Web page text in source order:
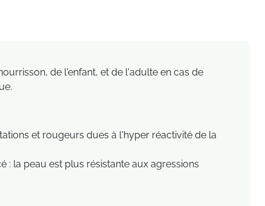
de l'enfant, et de l'adulte en cas de
et rougeurs dues à l'hyper réactivité de la
: la peau est plus résistante aux agressions